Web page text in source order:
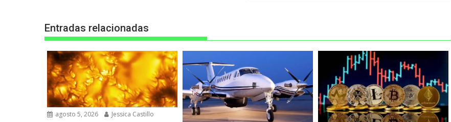
Entradas relacionadas
agosto 5, 2026
Jessica Castillo